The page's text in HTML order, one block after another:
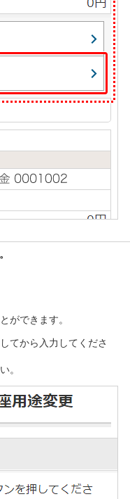
ができます。
てから入力してくださ
。